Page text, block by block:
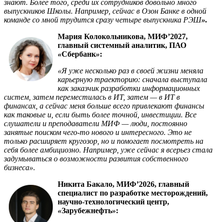
знают. Более того, среди их сотрудников довольно много
выпускников Школы. Например, сейчас в Озон Банке в одной
команде со мной трудится сразу четыре выпускника РЭШ».
Мария Колокольникова, МИФ’2027,
главный системный аналитик, ПАО
«Сбербанк»:
«Я уже несколько раз в своей жизни меняла
карьерную траекторию: сначала выступала
как заказчик разработки информационных
систем, затем переместилась в ИТ, затем — в ИТ в
финансах, а сейчас меня больше всего привлекают финансы
как таковые и, если быть более точной, инвестиции. Все
слушатели и преподаватели МИФ — люди, постоянно
занятые поиском чего-то нового и интересного. Это не
только расширяет кругозор, но и помогает посмотреть на
себя более амбициозно. Например, уже сейчас я всерьез стала
задумываться о возможности развития собственного
бизнеса».
Никита Бакало, МИФ’2026, главный
специалист по разработке месторождений,
научно-технологический центр,
«Зарубежнефть»: